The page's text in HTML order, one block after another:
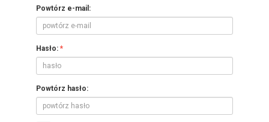
Powtórz e-mail:
Hasło:
Powtórz hasło: